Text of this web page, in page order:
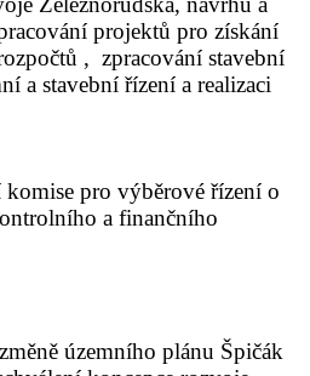
projektů pro získání
, zpracování stavební
a stavební řízení a realizaci
pro výběrové řízení o
a finančního
územního plánu Špičák